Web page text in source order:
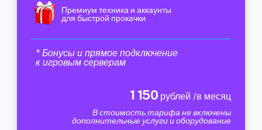
Премиум техника и аккаунты
для быстрой прокачки
* Бонусы и прямое подключение
к игровым серверам
1 150 рублей /в месяц
В стоимость тарифа не включены
дополнительные услуги и оборудование